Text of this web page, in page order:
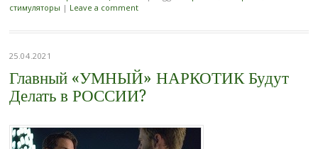
стимуляторы | Leave a comment
25.04.2021
Главный «УМНЫЙ» НАРКОТИК Будут
Делать в РОССИИ?